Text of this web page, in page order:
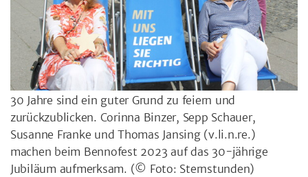
30 Jahre sind ein guter Grund zu feiern und
zurückzublicken. Corinna Binzer, Sepp Schauer,
Susanne Franke und Thomas Jansing (v.li.n.re.)
machen beim Bennofest 2023 auf das 30-jährige
Jubiläum aufmerksam. (© Foto: Sternstunden)